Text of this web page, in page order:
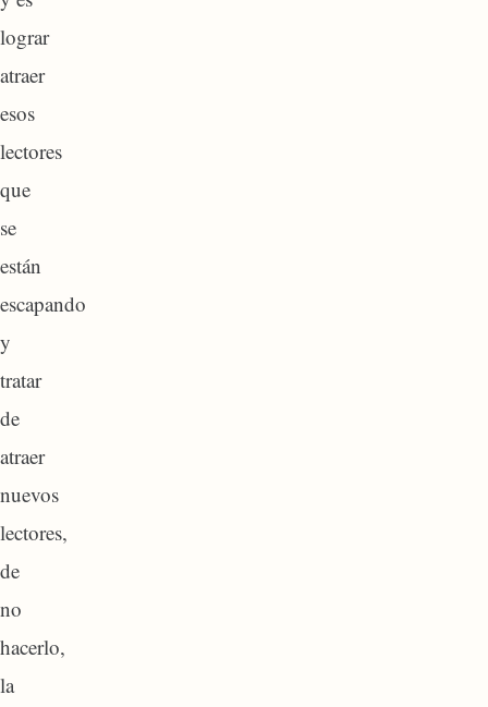
lograr
atraer
esos
lectores
que
se
están
escapando
y
tratar
de
atraer
nuevos
lectores,
de
no
hacerlo,
la